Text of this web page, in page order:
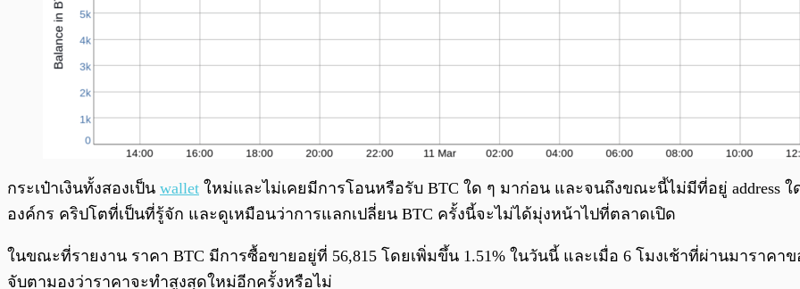
กระเป๋าเงินทั้งสองเป็น wallet ใหม่และไม่เคยมีการโอนหรือรับ BTC ใด ๆ มาก่อน และจนถึงขณะนี้ไม่มีที่อยู่ address
องค์กร คริปโตที่เป็นที่รู้จัก และดูเหมือนว่าการแลกเปลี่ยน BTC ครั้งนี้จะไม่ได้มุ่งหน้าไปที่ตลาดเปิด
ในขณะที่รายงาน ราคา BTC มีการซื้อขายอยู่ที่ 56,815 โดยเพิ่มขึ้น 1.51% ในวันนี้ และเมื่อ 6 โมงเช้าที่ผ่านมาราคา
จับตามองว่าราคาจะทำสูงสุดใหม่อีกครั้งหรือไม่